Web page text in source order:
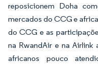
reposicionem Doha
mercados do CCG e
do CCG e as
na RwandAir e na Airlink
africanos pouco